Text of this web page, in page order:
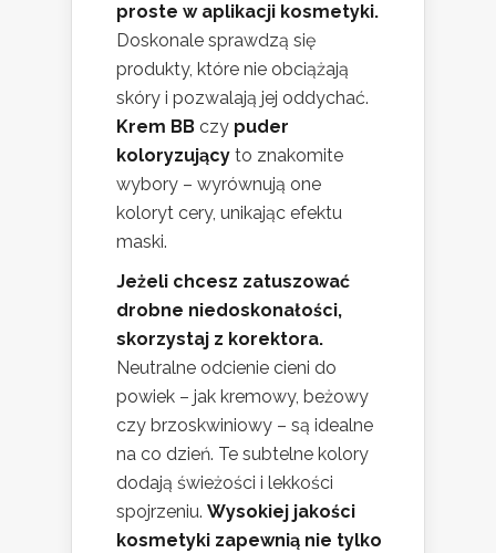
proste w aplikacji kosmetyki.
Doskonale sprawdzą się
produkty, które nie obciążają
skóry i pozwalają jej oddychać.
Krem BB czy puder
koloryzujący to znakomite
wybory – wyrównują one
koloryt cery, unikając efektu
maski.
Jeżeli chcesz zatuszować
drobne niedoskonałości,
skorzystaj z korektora.
Neutralne odcienie cieni do
powiek – jak kremowy, beżowy
czy brzoskwiniowy – są idealne
na co dzień. Te subtelne kolory
dodają świeżości i lekkości
spojrzeniu. Wysokiej jakości
kosmetyki zapewnią nie tylko